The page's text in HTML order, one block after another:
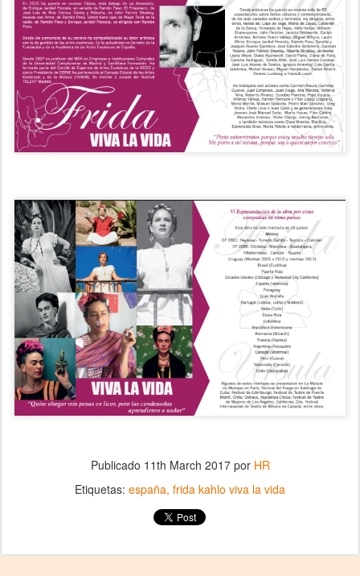
Publicado 11th March 2017por HR
Etiquetas: españa frida kahlo viva la vida